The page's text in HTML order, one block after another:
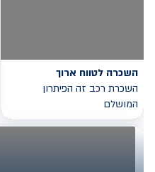
השכרה לטווח ארוך
השכרת רכב זה הפיתרון
המושלם